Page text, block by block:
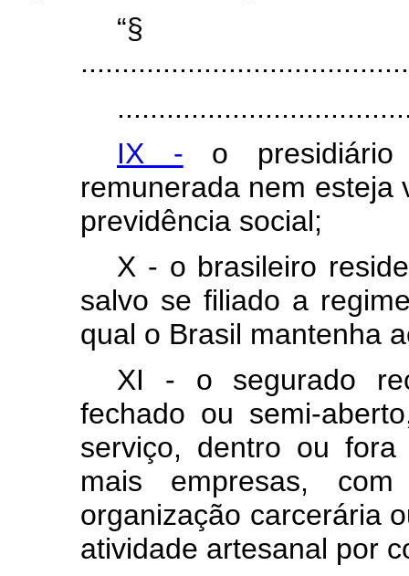
IX - o presidiário
remunerada nem esteja
previdência social;
X - o brasileiro
salvo se filiado a
qual o Brasil mantenha
XI - o segurado
fechado ou semi-
serviço, dentro ou
mais empresas,
organização carcerária
atividade artesanal por